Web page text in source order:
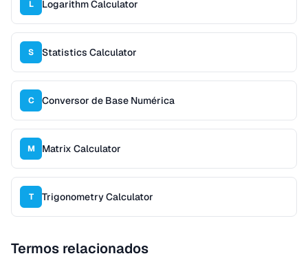
L Logarithm Calculator
S Statistics Calculator
C Conversor de Base Numérica
M Matrix Calculator
T Trigonometry Calculator
Termos relacionados